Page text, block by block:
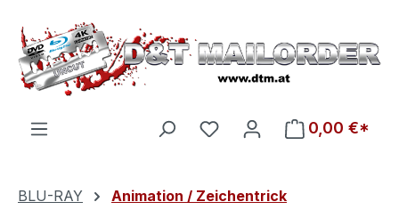
Zum Hauptinhalt springen
Du hast 0 Produkte auf
0,00 €*
BLU-RAY Animation / Zeichentrick